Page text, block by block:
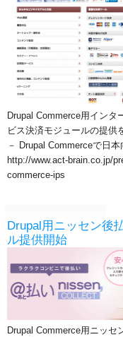
Drupal Commerce用インタ
ビス決済モジュールの提供
－ Drupal Commerceで日
http://www.act-brain.co.jp/
commerce-ips
Drupal用ニッセン後
ル提供開始
Drupal Commerce用ニッセ